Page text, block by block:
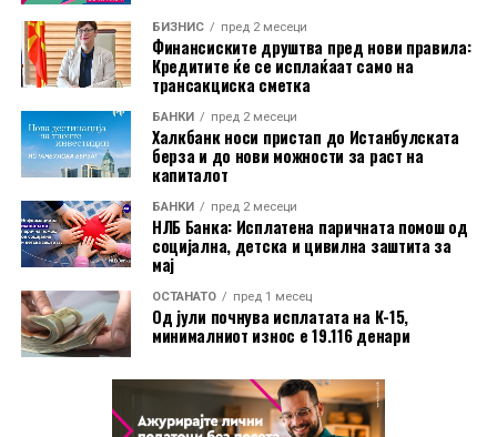
Во пакетот е вклучена и асистенција на пат за Европа
преку Халк Осигурување.
Дополнително, корисниците имаат бесплатно
електронско и мобилно банкарство, бесплатно СМС
информирање, како и можност за повлекување
готовина без надомест од сите банкомати во земјата.
Со овие поволности, Mastercard World Debit е
насочена кон корисници кои бараат дополнителни
услуги при патување, но и поедноставно секојдневно
банкарско работење.
БИЗНИС пред 2 месеци
Финансиските друштва пред нови правила:
Кредитите ќе се исплаќаат само на
трансакциска сметка
БАНКИ пред 2 месеци
Халкбанк носи пристап до Истанбулската
берза и до нови можности за раст на
капиталот
БАНКИ пред 2 месеци
НЛБ Банка: Исплатена паричната помош од
социјална, детска и цивилна заштита за
мај
ОСТАНАТО пред 1 месец
Од јули почнува исплатата на К-15,
минималниот износ е 19.116 денари